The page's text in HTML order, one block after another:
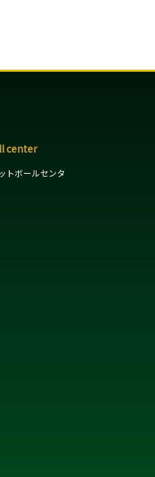
center
トボールセンタ